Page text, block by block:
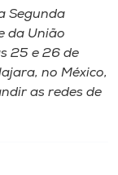
Segunda
da União
25 e 26 de
no México,
as redes de